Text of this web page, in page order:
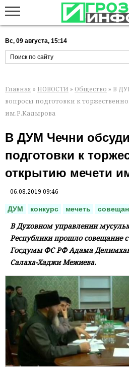
Вс, 09 августа, 15:14
Главная » НОВОСТИ » Общество » В
вопросы подготовки к
им.Р.Кадырова
В ДУМ Чечни
подготовки к
открытию мечети
06.08.2019 09:46
ДУМ конкурс мечеть
В Духовном управлении
Республики прошло совещание
Госдумы ФС РФ Адама
Салаха-Хаджи Межиева.